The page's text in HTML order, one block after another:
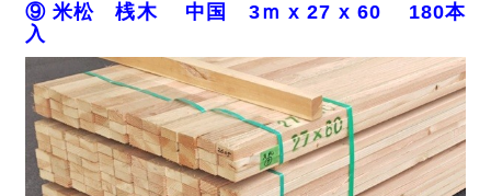
⑨ 米松 桟木 中国 3ｍ x 27 x 60 180本
入